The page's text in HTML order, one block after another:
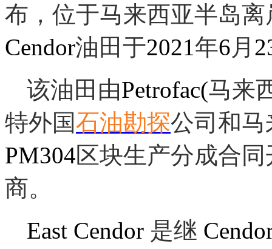
布，位于马来西亚半岛离
Cendor油田于2021年6月
该油田由Petrofac(马来
特外国石油勘探公司和
PM304区块生产分成合
商。
East Cendor 是继